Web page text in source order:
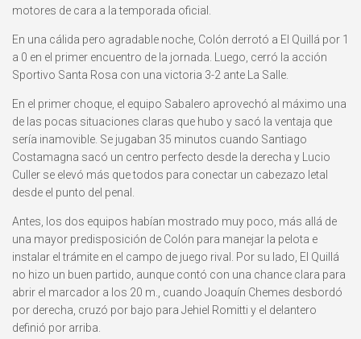
motores de cara a la temporada oficial.
En una cálida pero agradable noche, Colón derrotó a El Quillá por 1
a 0 en el primer encuentro de la jornada. Luego, cerró la acción
Sportivo Santa Rosa con una victoria 3-2 ante La Salle.
En el primer choque, el equipo Sabalero aprovechó al máximo una
de las pocas situaciones claras que hubo y sacó la ventaja que
sería inamovible. Se jugaban 35 minutos cuando Santiago
Costamagna sacó un centro perfecto desde la derecha y Lucio
Culler se elevó más que todos para conectar un cabezazo letal
desde el punto del penal.
Antes, los dos equipos habían mostrado muy poco, más allá de
una mayor predisposición de Colón para manejar la pelota e
instalar el trámite en el campo de juego rival. Por su lado, El Quillá
no hizo un buen partido, aunque contó con una chance clara para
abrir el marcador a los 20 m., cuando Joaquín Chemes desbordó
por derecha, cruzó por bajo para Jehiel Romitti y el delantero
definió por arriba.